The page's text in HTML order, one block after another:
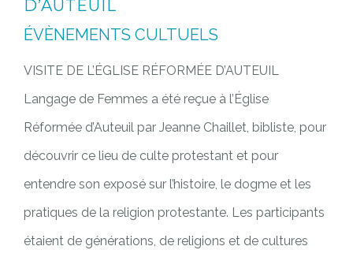
D’AUTEUIL
ÉVÈNEMENTS CULTUELS
VISITE DE L’ÉGLISE RÉFORMÉE D’AUTEUIL
Langage de Femmes a été reçue à l’Église
Réformée d’Auteuil par Jeanne Chaillet, bibliste, pour
découvrir ce lieu de culte protestant et pour
entendre son exposé sur l’histoire, le dogme et les
pratiques de la religion protestante. Les participants
étaient de générations, de religions et de cultures